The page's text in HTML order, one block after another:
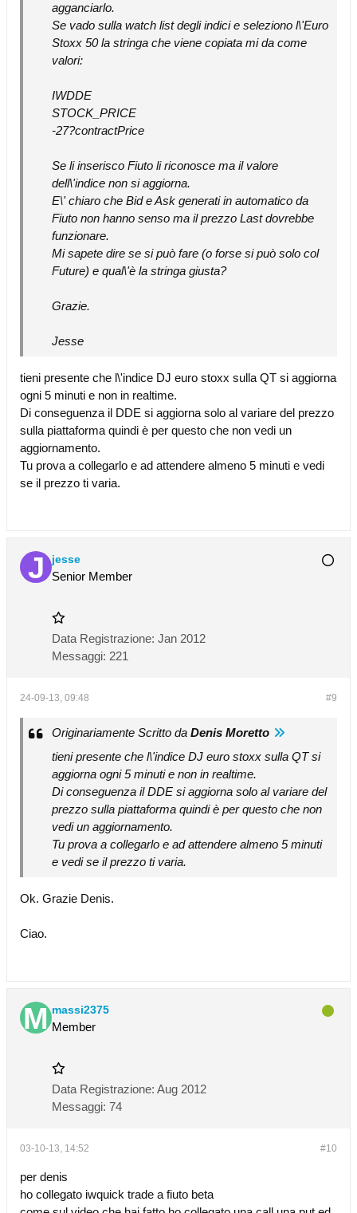
agganciarlo.
Se vado sulla watch list degli indici e seleziono l\'Euro
Stoxx 50 la stringa che viene copiata mi da come
valori:
IWDDE
STOCK_PRICE
-27?contractPrice
Se li inserisco Fiuto li riconosce ma il valore
dell\'indice non si aggiorna.
E\' chiaro che Bid e Ask generati in automatico da
Fiuto non hanno senso ma il prezzo Last dovrebbe
funzionare.
Mi sapete dire se si può fare (o forse si può solo col
Future) e qual\'è la stringa giusta?
Grazie.
Jesse
tieni presente che l\'indice DJ euro stoxx sulla QT si aggiorna
ogni 5 minuti e non in realtime.
Di conseguenza il DDE si aggiorna solo al variare del prezzo
sulla piattaforma quindi è per questo che non vedi un
aggiornamento.
Tu prova a collegarlo e ad attendere almeno 5 minuti e vedi
se il prezzo ti varia.
jesse
Senior Member
Data Registrazione: Jan 2012
Messaggi: 221
#9
24-09-13, 09:48
Originariamente Scritto da Denis Moretto
tieni presente che l\'indice DJ euro stoxx sulla QT si
aggiorna ogni 5 minuti e non in realtime.
Di conseguenza il DDE si aggiorna solo al variare del
prezzo sulla piattaforma quindi è per questo che non
vedi un aggiornamento.
Tu prova a collegarlo e ad attendere almeno 5 minuti
e vedi se il prezzo ti varia.
Ok. Grazie Denis.
Ciao.
massi2375
Member
Data Registrazione: Aug 2012
Messaggi: 74
#10
03-10-13, 14:52
per denis
ho collegato iwquick trade a fiuto beta